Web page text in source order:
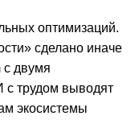
оптимизаций.
сделано иначе
с двумя
с трудом выводят
экосистемы